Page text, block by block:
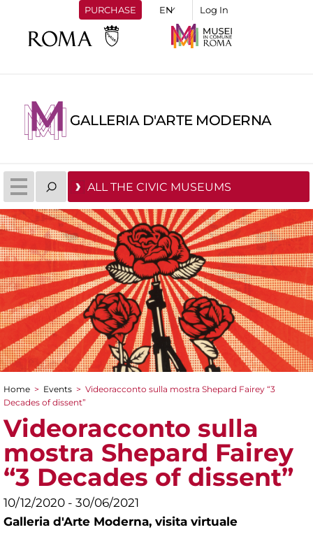
PURCHASE Log In
GALLERIA D'ARTE MODERNA
ALL THE CIVIC MUSEUMS
You are here
Home > Events > Videoracconto sulla mostra Shepard Fairey “3
Decades of dissent”
Videoracconto sulla
mostra Shepard Fairey
“3 Decades of dissent”
10/12/2020 - 30/06/2021
Galleria d'Arte Moderna, visita virtuale